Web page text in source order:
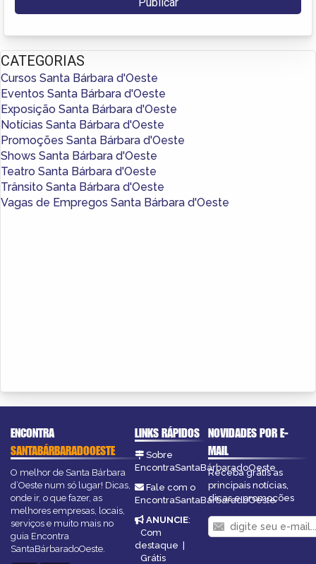
CATEGORIAS
Cursos Santa Bárbara d'Oeste
Eventos Santa Bárbara d'Oeste
Exposição Santa Bárbara d'Oeste
Notícias Santa Bárbara d'Oeste
Promoções Santa Bárbara d'Oeste
Shows Santa Bárbara d'Oeste
Teatro Santa Bárbara d'Oeste
Trânsito Santa Bárbara d'Oeste
Vagas de Empregos Santa Bárbara d'Oeste
ENCONTRA
SANTABÁRBARADOOESTE
O melhor de Santa Bárbara
d’Oeste num só lugar! Dicas,
onde ir, o que fazer, as
melhores empresas, locais,
serviços e muito mais no
guia Encontra
SantaBárbaradoOeste.
LINKS RÁPIDOS
Sobre
EncontraSantaBárbaradoOeste
Fale com o
EncontraSantaBárbaradoOeste
ANUNCIE:
Com
destaque |
Grátis
NOVIDADES POR E-
MAIL
Receba grátis as
principais notícias,
dicas e promoções